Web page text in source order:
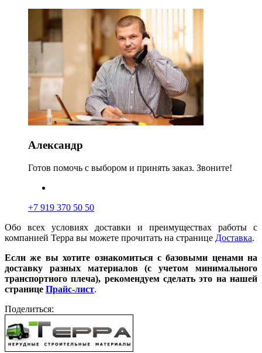
Александр
Готов помочь с выбором и принять заказ. Звоните!
+7 919 370 50 50
Обо всех условиях доставки и преимуществах работы с
компанией Терра вы можете прочитать на странице Доставка.
Если же вы хотите ознакомиться с базовыми ценами на
доставку разных материалов (с учетом минимального
транспортного плеча), рекомендуем сделать это на нашей
странице Прайс-лист.
Поделиться: